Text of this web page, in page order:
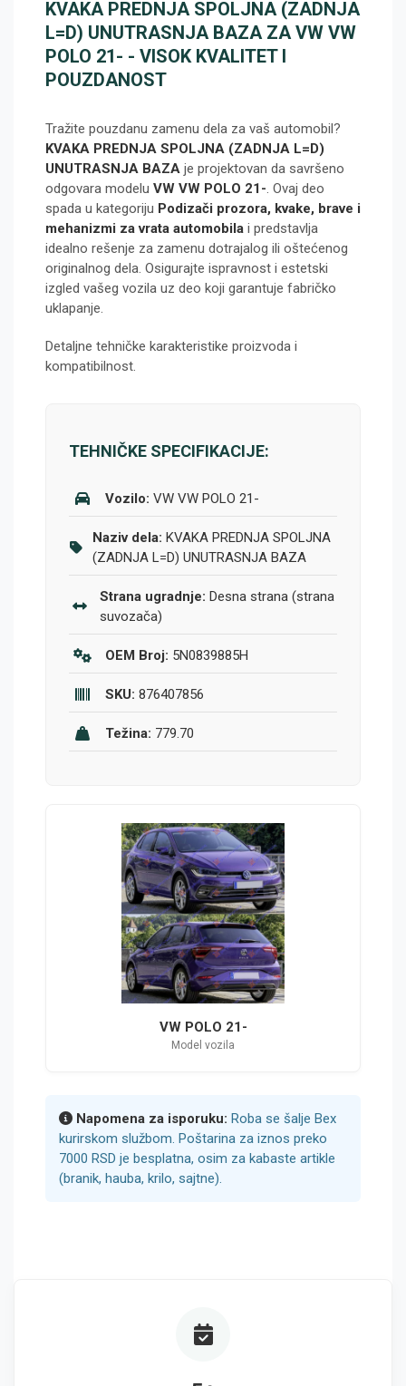
KVAKA PREDNJA SPOLJNA (ZADNJA
L=D) UNUTRASNJA BAZA ZA VW VW
POLO 21- - VISOK KVALITET I
POUZDANOST
Tražite pouzdanu zamenu dela za vaš automobil?
KVAKA PREDNJA SPOLJNA (ZADNJA L=D)
UNUTRASNJA BAZA je projektovan da savršeno
odgovara modelu VW VW POLO 21-. Ovaj deo
spada u kategoriju Podizači prozora, kvake, brave i
mehanizmi za vrata automobila i predstavlja
idealno rešenje za zamenu dotrajalog ili oštećenog
originalnog dela. Osigurajte ispravnost i estetski
izgled vašeg vozila uz deo koji garantuje fabričko
uklapanje.
Detaljne tehničke karakteristike proizvoda i
kompatibilnost.
TEHNIČKE SPECIFIKACIJE:
Vozilo: VW VW POLO 21-
Naziv dela: KVAKA PREDNJA SPOLJNA
(ZADNJA L=D) UNUTRASNJA BAZA
Strana ugradnje: Desna strana (strana
suvozača)
OEM Broj: 5N0839885H
SKU: 876407856
Težina: 779.70
VW POLO 21-
Model vozila
Napomena za isporuku: Roba se šalje Bex
kurirskom službom. Poštarina za iznos preko
7000 RSD je besplatna, osim za kabaste artikle
(branik, hauba, krilo, sajtne).